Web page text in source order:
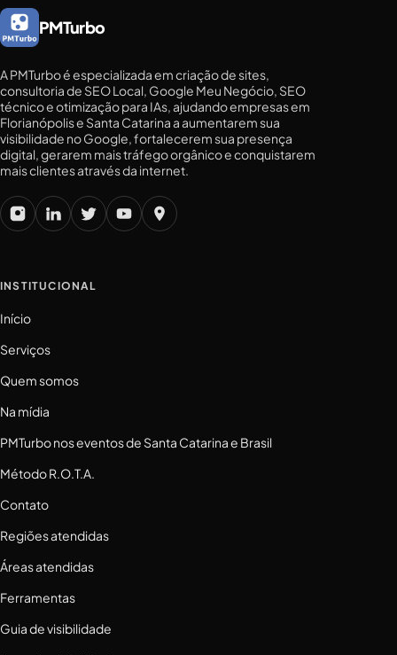
PMTurbo
A PMTurbo é especializada em criação de sites,
consultoria de SEO Local, Google Meu Negócio, SEO
técnico e otimização para IAs, ajudando empresas em
Florianópolis e Santa Catarina a aumentarem sua
visibilidade no Google, fortalecerem sua presença
digital, gerarem mais tráfego orgânico e conquistarem
mais clientes através da internet.
INSTITUCIONAL
Início
Serviços
Quem somos
Na mídia
PMTurbo nos eventos de Santa Catarina e Brasil
Método R.O.T.A.
Contato
Regiões atendidas
Áreas atendidas
Ferramentas
Guia de visibilidade